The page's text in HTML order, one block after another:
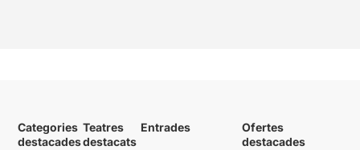
Categories
destacades
Teatres
destacats
Entrades
Ofertes
destacades